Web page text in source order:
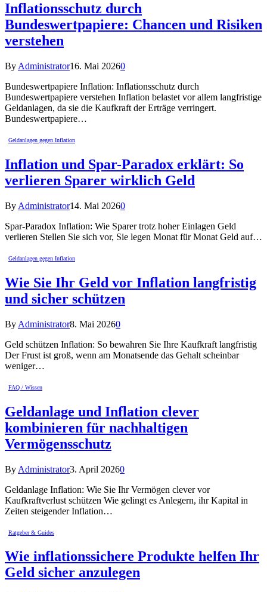
Inflationsschutz durch
Bundeswertpapiere: Chancen und Risiken
verstehen
By Administrator16. Mai 20260
Bundeswertpapiere Inflation: Inflationsschutz durch
Bundeswertpapiere verstehen Inflation belastet vor allem langfristige
Geldanlagen, da sie die Kaufkraft der Erträge verringert.
Bundeswertpapiere…
Geldanlagen gegen Inflation
Inflation und Spar-Paradox erklärt: So
verlieren Sparer wirklich Geld
By Administrator14. Mai 20260
Spar-Paradox Inflation: Wie Sparer trotz hoher Einlagen Geld
verlieren Stellen Sie sich vor, Sie legen Monat für Monat Geld auf…
Geldanlagen gegen Inflation
Wie Sie Ihr Geld vor Inflation langfristig
und sicher schützen
By Administrator8. Mai 20260
Geld schützen Inflation: So bewahren Sie Ihre Kaufkraft langfristig
Der Frust ist groß, wenn am Monatsende das Gehalt scheinbar
weniger…
FAQ / Wissen
Geldanlage und Inflation clever
kombinieren für nachhaltigen
Vermögensschutz
By Administrator3. April 20260
Geldanlage Inflation: Wie Sie Ihr Vermögen clever vor
Kaufkraftverlust schützen Wie gelingt es Anlegern, ihr Kapital in
Zeiten steigender Inflation…
Ratgeber & Guides
Wie inflationssichere Produkte helfen Ihr
Geld sicher anzulegen